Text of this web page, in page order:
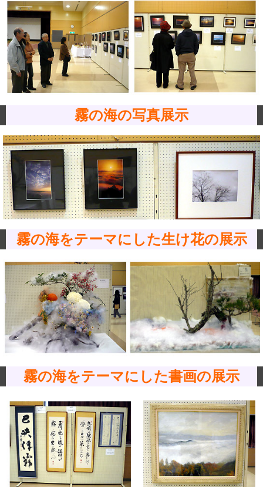
霧の海の写真展示
霧の海をテーマにした生け花の展示
霧の海をテーマにした書画の展示